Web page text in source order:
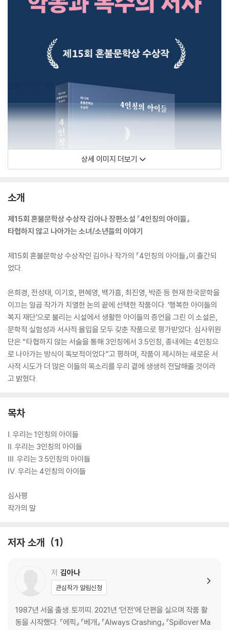
상세 이미지 더보기
소개
제15회 혼불문학상 수상작 김아나 장편소설 『4인칭의 아이들』
타협하지 않고 나아가는 소녀/소년들의 이야기
제15회 혼불문학상 수상작인 김아나 작가의 『4인칭의 아이들』이 출간되
었다.
은희경, 전성태, 이기호, 편혜영, 백가흠, 최진영, 박준 등 현재 한국문학을
이끄는 일곱 작가가 치열한 논의 끝에 선택한 작품이다. ‘행복한 아이들의
복지 재단’으로 불리는 시설에서 생활한 아이들의 증언을 그린 이 소설은,
문학적 실험성과 서사적 몰입을 모두 갖춘 작품으로 평가받았다. 심사위원
단은 “타협하지 않는 서술을 통해 3인칭에서 3.5인칭, 종내에는 4인칭으
로 나아가는 방식이 독보적이었다”고 평하며, 작품이 제시하는 새로운 서
사적 시도가 더 많은 이들의 목소리를 우리 곁에 생생히 전달해줄 것이라
고 밝혔다.
목차
Ⅰ. 우리는 1인칭의 아이들
Ⅱ. 우리는 3인칭의 아이들
Ⅲ. 우리는 3.5인칭의 아이들
Ⅳ. 우리는 4인칭의 아이들
심사평
작가의 말
저자 소개 1
저 김아나
관심작가 알림신청
1987년 서울 출생. 토끼띠. 2021년 ‘던전’에 단편을 실으며 작품 활
동을 시작했다. 『에픽』 『베개』 『Always Crashing』 『Spillover Ma